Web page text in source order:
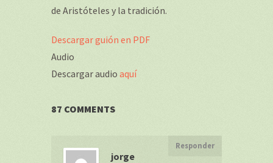
de Aristóteles y la tradición.
Descargar guión en PDF
Audio
Descargar audio aquí
87 COMMENTS
jorge
Responder